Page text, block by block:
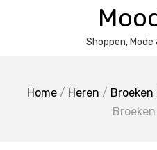
Shoppen,
Home / Heren / Broeken